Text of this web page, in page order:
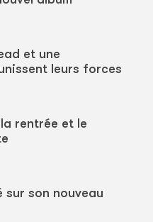
et une
leurs forces
rentrée et le
son nouveau